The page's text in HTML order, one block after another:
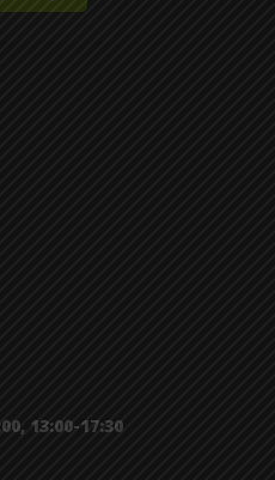
13:00-17:30